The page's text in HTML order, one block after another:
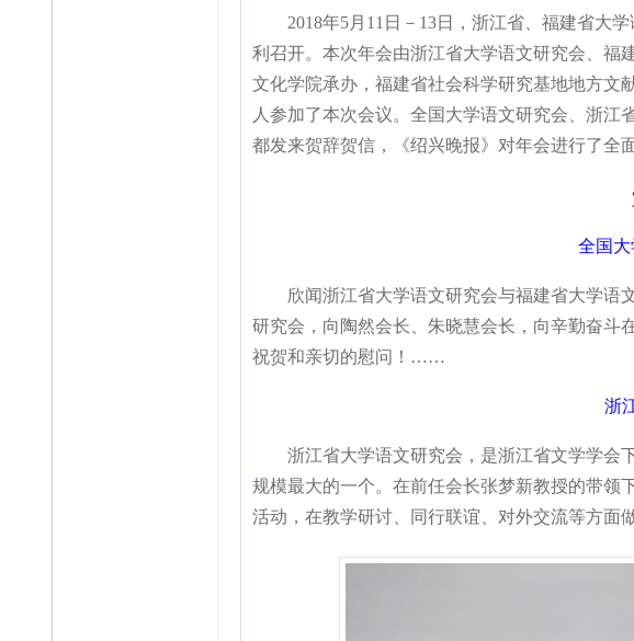
2018年5月11日－13日，浙江省、福建省大学
利召开。本次年会由浙江省大学语文研究会、福
文化学院承办，福建省社会科学研究基地地方文
人参加了本次会议。全国大学语文研究会、浙
都发来贺辞贺信，《绍兴晚报》对年会进行了
全国
欣闻浙江省大学语文研究会与福建省大学语文
研究会，向陶然会长、朱晓慧会长，向辛勤奋斗
祝贺和亲切的慰问！……
浙
浙江省大学语文研究会，是浙江省文学学会下
规模最大的一个。在前任会长张梦新教授的带领
活动，在教学研讨、同行联谊、对外交流等方